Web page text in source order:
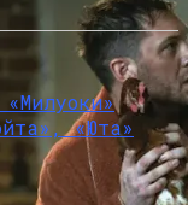
Области Умер